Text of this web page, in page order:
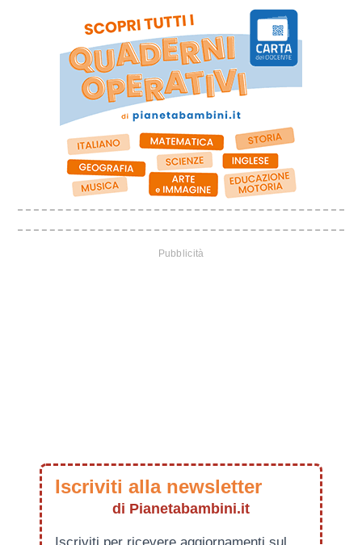
Iscriviti alla newsletter
di Pianetabambini.it